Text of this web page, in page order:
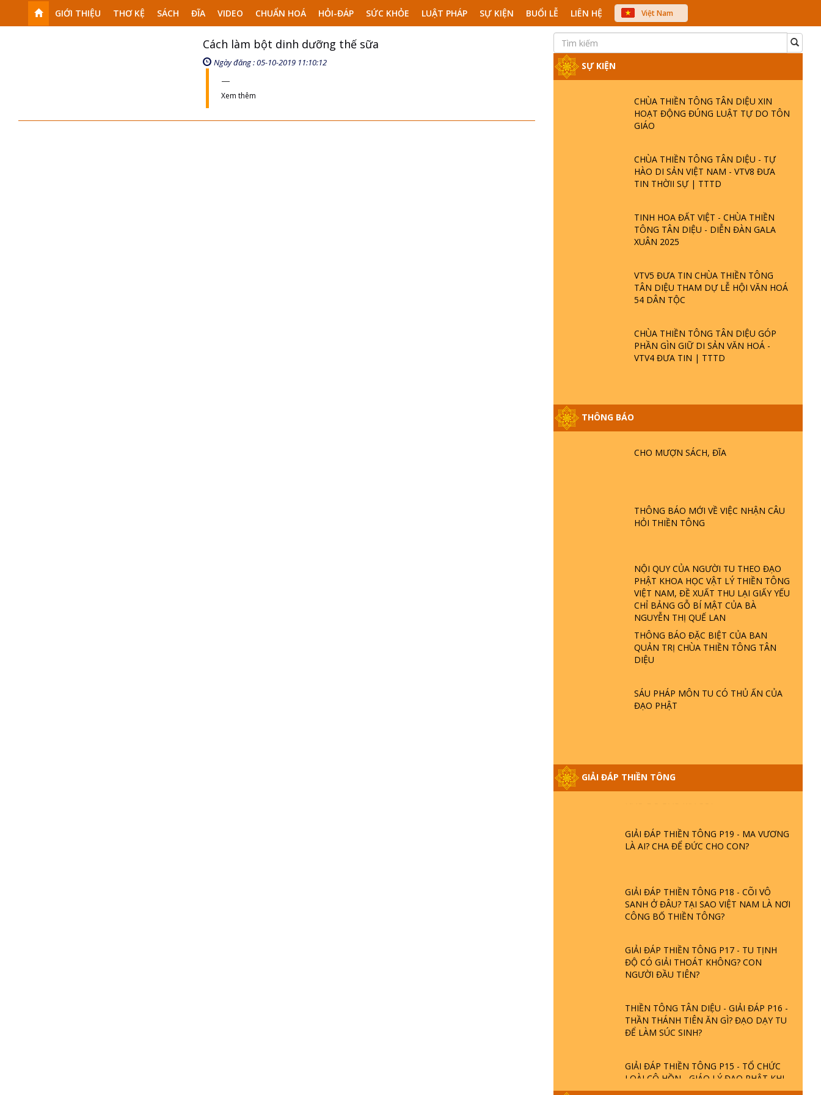
GIỚI THIỆU THƠ KỆ SÁCH ĐĨA VIDEO CHUẨN HOÁ HỎI-ĐÁP SỨC KHỎE LUẬT PHÁP SỰ KIỆN BUỔI LỄ LIÊN HỆ
Việt Nam
中文
Cách làm bột dinh dưỡng thế sữa
Ngày đăng : 05-10-2019 11:10:12
Xem thêm
SỰ KIỆN
CHÙA THIỀN TÔNG TÂN DIỆU XIN
HOẠT ĐỘNG ĐÚNG LUẬT TỰ DO TÔN
GIÁO
CHÙA THIỀN TÔNG TÂN DIỆU - TỰ
HÀO DI SẢN VIỆT NAM - VTV8 ĐƯA
TIN THỜII SỰ | TTTD
TINH HOA ĐẤT VIỆT - CHÙA THIỀN
TÔNG TÂN DIỆU - DIỄN ĐÀN GALA
XUÂN 2025
VTV5 ĐƯA TIN CHÙA THIỀN TÔNG
TÂN DIỆU THAM DỰ LỄ HỘI VĂN HOÁ
54 DÂN TỘC
CHÙA THIỀN TÔNG TÂN DIỆU GÓP
PHẦN GÌN GIỮ DI SẢN VĂN HOÁ -
VTV4 ĐƯA TIN | TTTD
THÔNG BÁO
CHO MƯỢN SÁCH, ĐĨA
THÔNG BÁO MỚI VỀ VIỆC NHẬN CÂU
HỎI THIỀN TÔNG
NỘI QUY CỦA NGƯỜI TU THEO ĐẠO
PHẬT KHOA HỌC VẬT LÝ THIỀN TÔNG
VIỆT NAM, ĐỀ XUẤT THU LẠI GIẤY YẾU
CHỈ BẢNG GỖ BÍ MẬT CỦA BÀ
NGUYỄN THỊ QUẾ LAN
THÔNG BÁO ĐẶC BIỆT CỦA BAN
QUẢN TRỊ CHÙA THIỀN TÔNG TÂN
DIỆU
SÁU PHÁP MÔN TU CÓ THỦ ẤN CỦA
ĐẠO PHẬT
GIẢI ĐÁP THIỀN TÔNG
GIẢI ĐÁP ĐẶC BIỆT P25 - SUỐT 49 NĂM
PHẬT KHÔNG NÓI? HỘI LONG HOA LÀ
HỘI GÌ? TỬ VÌ ĐẠO
PHẬT GIỚI CÓ THỜI GIAN KHÔNG? |
TTTD
TRỜI LÀ AI? QUỶ SA TĂNG? | TTTD
GIẢI ĐÁP THIỀN TÔNG ĐẶC BIỆT P22 -
TẠI SAO TRÁI ĐẤT NHIỀU THIÊN TAI - LŨ
LỤT - HỎA HOẠN | TTTD
GIẢI ĐÁP THIỀN TÔNG ĐẶC BIỆT P21 -
TẠI SAO ĐỨC PHẬT BƯỚC ĐI 7 BƯỚC
GIẢI ĐÁP VỀ LỄ TIỄN THIỀN TÔNG SƯ
20 - BÁC NGUYỄN NHÂN LÀ AI? PHIỀN
NÃO DO ĐÂU MÀ CÓ?
GIẢI ĐÁP THIỀN TÔNG P19 - MA VƯƠNG
LÀ AI? CHA ĐỂ ĐỨC CHO CON?
GIẢI ĐÁP THIỀN TÔNG P18 - CÕI VÔ
SANH Ở ĐÂU? TẠI SAO VIỆT NAM LÀ NƠI
CÔNG BỐ THIỀN TÔNG?
GIẢI ĐÁP THIỀN TÔNG P17 - TU TỊNH
ĐỘ CÓ GIẢI THOÁT KHÔNG? CON
NGƯỜI ĐẦU TIÊN?
THIỀN TÔNG TÂN DIỆU - GIẢI ĐÁP P16 -
THẦN THÁNH TIÊN ĂN GÌ? ĐẠO DẠY TU
ĐỂ LÀM SÚC SINH?
GIẢI ĐÁP THIỀN TÔNG P15 - TỔ CHỨC
LOÀI CÔ HỒN - GIÁO LÝ ĐẠO PHẬT KHI